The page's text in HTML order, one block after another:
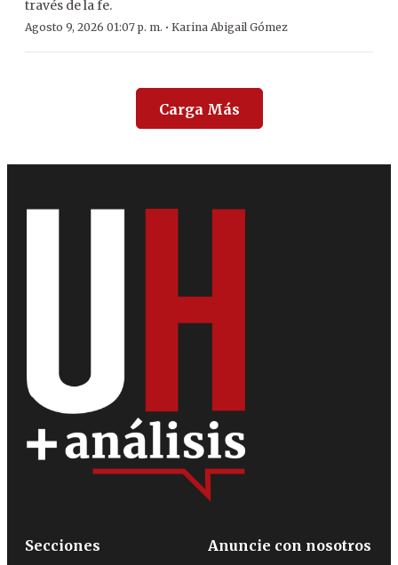
través de la fe.
Agosto 9, 2026 01:07 p. m. · Karina Abigail Gómez
Carga Más
Secciones
Anuncie con nosotros